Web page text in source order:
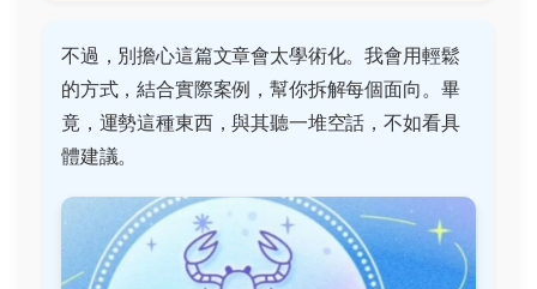
不過，別擔心這篇文章會太學術化。我會用輕鬆
的方式，結合實際案例，幫你拆解每個面向。畢
竟，運勢這種東西，與其聽一堆空話，不如看具
體建議。